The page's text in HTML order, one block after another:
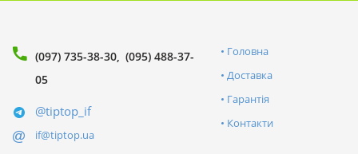
(097) 735-38-30 (095) 488-37-
05
@tiptop_if
if@tiptop.ua
Головна
Доставка
Гарантія
Контакти